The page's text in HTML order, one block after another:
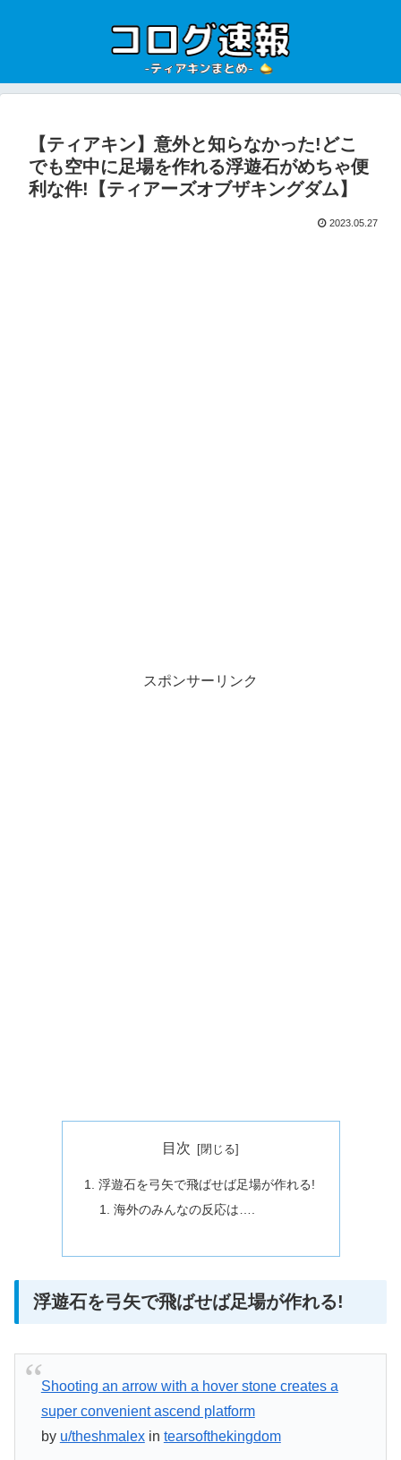
【ティアキン】意外と知らなかった!どこ
でも空中に足場を作れる浮遊石がめちゃ便
利な件!【ティアーズオブザキングダム】
2023.05.27
スポンサーリンク
目次
浮遊石を弓矢で飛ばせば足場が作れる!
海外のみんなの反応は….
浮遊石を弓矢で飛ばせば足場が作れる!
Shooting an arrow with a hover stone creates a
super convenient ascend platform
by u/theshmalexin tearsofthekingdom